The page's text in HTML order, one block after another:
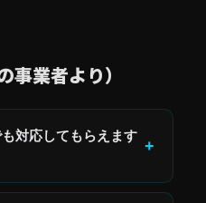
事業者より）
対応してもらえます
+
基本とし、兵庫県内全